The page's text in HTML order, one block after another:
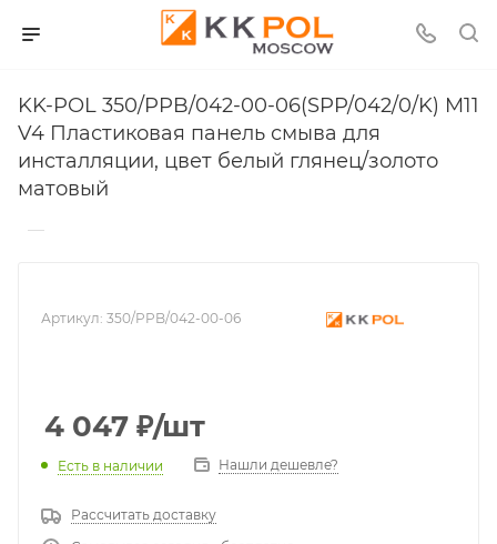
KK-POL 350/PPB/042-00-06(SPP/042/0/K) M11
V4 Пластиковая панель смыва для
инсталляции, цвет белый глянец/золото
матовый
—
Артикул: 350/PPB/042-00-06
4 047 ₽/шт
Есть в наличии Нашли дешевле?
Рассчитать доставку